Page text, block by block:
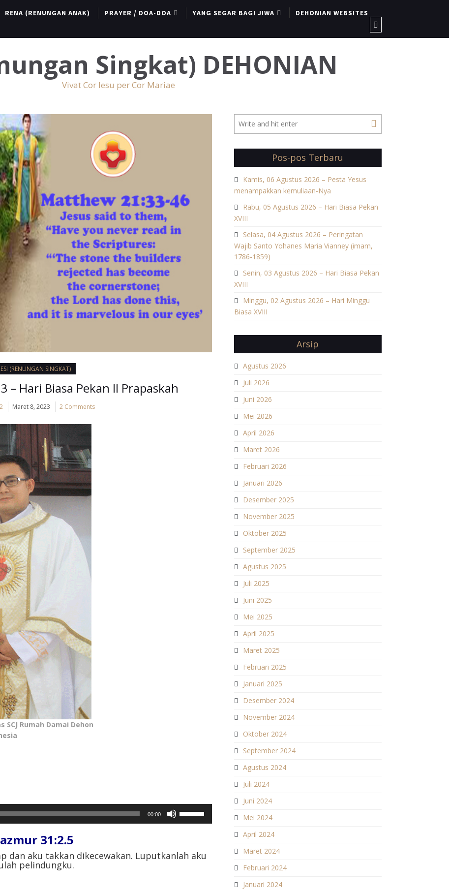
RENA (RENUNGAN ANAK) PRAYER / DOA-DOA YANG SEGAR BAGI JIWA DEHONIAN WEBSITES
Singkat) DEHONIAN
Vivat Cor Iesu per Cor Mariae
(RENUNGAN SINGKAT)
– Hari Biasa Pekan II Prapaskah
Maret 8, 2023 2 Comments
SCJ Rumah Damai Dehon
00:00
untuk
31:2.5⁣
dan aku takkan dikecewakan. Luputkanlah aku
pelindungku.⁣
Pos-pos Terbaru
Kamis, 06 Agustus 2026 – Pesta Yesus
menampakkan kemuliaan-Nya
Rabu, 05 Agustus 2026 – Hari Biasa Pekan
XVIII
Selasa, 04 Agustus 2026 – Peringatan
Wajib Santo Yohanes Maria Vianney (imam,
1786-1859)
Senin, 03 Agustus 2026 – Hari Biasa Pekan
XVIII
Minggu, 02 Agustus 2026 – Hari Minggu
Biasa XVIII
Arsip
Agustus 2026
Juli 2026
Juni 2026
Mei 2026
April 2026
Maret 2026
Februari 2026
Januari 2026
Desember 2025
November 2025
Oktober 2025
September 2025
Agustus 2025
Juli 2025
Juni 2025
Mei 2025
April 2025
Maret 2025
Februari 2025
Januari 2025
Desember 2024
November 2024
Oktober 2024
September 2024
Agustus 2024
Juli 2024
Juni 2024
Mei 2024
April 2024
Maret 2024
Februari 2024
Januari 2024